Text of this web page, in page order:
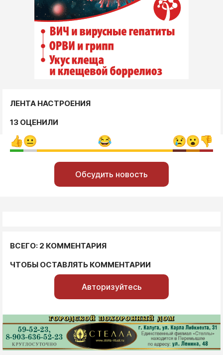
ЛЕНТА НАСТРОЕНИЯ
13 ОЦЕНИЛИ
Обсудить новость
ВСЕГО: 2 КОММЕНТАРИЯ
ЧТОБЫ ОСТАВЛЯТЬ КОММЕНТАРИИ
Авторизуйтесь